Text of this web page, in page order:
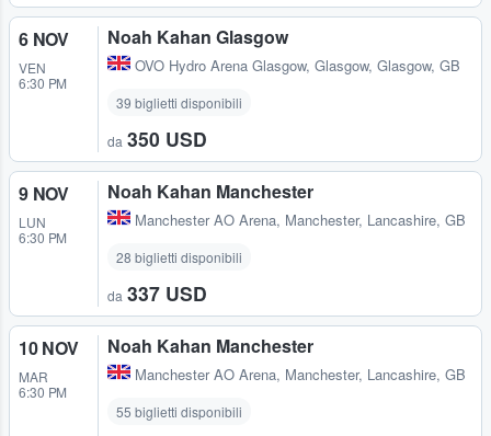
6 NOV
VEN
6:30 PM
Noah Kahan Glasgow
OVO Hydro Arena Glasgow, Glasgow, Glasgow, GB
39 biglietti disponibili
da 350 USD
9 NOV
LUN
6:30 PM
Noah Kahan Manchester
Manchester AO Arena, Manchester, Lancashire, GB
28 biglietti disponibili
da 337 USD
10 NOV
MAR
6:30 PM
Noah Kahan Manchester
Manchester AO Arena, Manchester, Lancashire, GB
55 biglietti disponibili